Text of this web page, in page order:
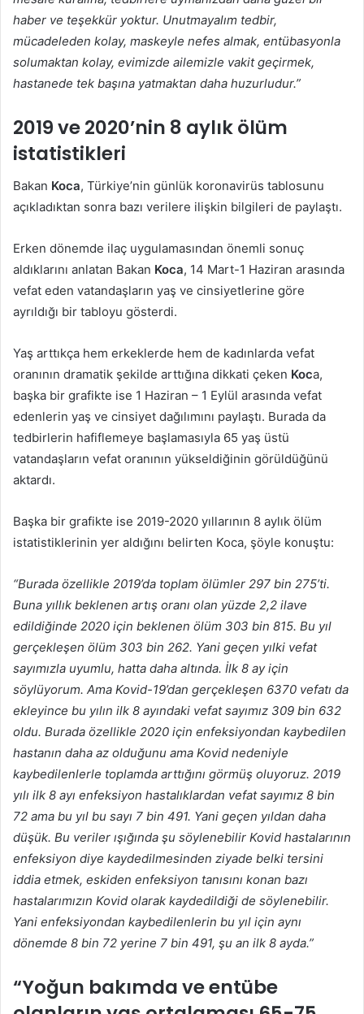
haber ve teşekkür yoktur. Unutmayalım tedbir,
mücadeleden kolay, maskeyle nefes almak, entübasyonla
solumaktan kolay, evimizde ailemizle vakit geçirmek,
hastanede tek başına yatmaktan daha huzurludur.”
2019 ve 2020’nin 8 aylık ölüm
istatistikleri
Bakan Koca, Türkiye’nin günlük koronavirüs tablosunu
açıkladıktan sonra bazı verilere ilişkin bilgileri de paylaştı.
Erken dönemde ilaç uygulamasından önemli sonuç
aldıklarını anlatan Bakan Koca, 14 Mart-1 Haziran arasında
vefat eden vatandaşların yaş ve cinsiyetlerine göre
ayrıldığı bir tabloyu gösterdi.
Yaş arttıkça hem erkeklerde hem de kadınlarda vefat
oranının dramatik şekilde arttığına dikkati çeken Koca,
başka bir grafikte ise 1 Haziran – 1 Eylül arasında vefat
edenlerin yaş ve cinsiyet dağılımını paylaştı. Burada da
tedbirlerin hafiflemeye başlamasıyla 65 yaş üstü
vatandaşların vefat oranının yükseldiğinin görüldüğünü
aktardı.
Başka bir grafikte ise 2019-2020 yıllarının 8 aylık ölüm
istatistiklerinin yer aldığını belirten Koca, şöyle konuştu:
“Burada özellikle 2019’da toplam ölümler 297 bin 275’ti.
Buna yıllık beklenen artış oranı olan yüzde 2,2 ilave
edildiğinde 2020 için beklenen ölüm 303 bin 815. Bu yıl
gerçekleşen ölüm 303 bin 262. Yani geçen yılki vefat
sayımızla uyumlu, hatta daha altında. İlk 8 ay için
söylüyorum. Ama Kovid-19’dan gerçekleşen 6370 vefatı da
ekleyince bu yılın ilk 8 ayındaki vefat sayımız 309 bin 632
oldu. Burada özellikle 2020 için enfeksiyondan kaybedilen
hastanın daha az olduğunu ama Kovid nedeniyle
kaybedilenlerle toplamda arttığını görmüş oluyoruz. 2019
yılı ilk 8 ayı enfeksiyon hastalıklardan vefat sayımız 8 bin
72 ama bu yıl bu sayı 7 bin 491. Yani geçen yıldan daha
düşük. Bu veriler ışığında şu söylenebilir Kovid hastalarının
enfeksiyon diye kaydedilmesinden ziyade belki tersini
iddia etmek, eskiden enfeksiyon tanısını konan bazı
hastalarımızın Kovid olarak kaydedildiği de söylenebilir.
Yani enfeksiyondan kaybedilenlerin bu yıl için aynı
dönemde 8 bin 72 yerine 7 bin 491, şu an ilk 8 ayda.”
“Yoğun bakımda ve entübe